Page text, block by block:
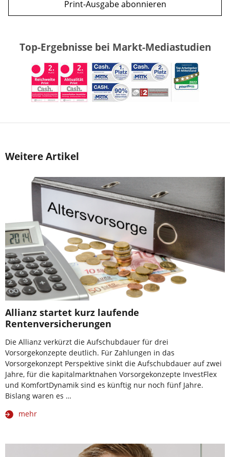
Print-Ausgabe abonnieren
Top-Ergebnisse bei Markt-Mediastudien
Weitere Artikel
Allianz startet kurz laufende
Rentenversicherungen
Die Allianz verkürzt die Aufschubdauer für drei
Vorsorgekonzepte deutlich. Für Zahlungen in das
Vorsorgekonzept Perspektive sinkt die Aufschubdauer auf zwei
Jahre, für die kapitalmarktnahen Vorsorgekonzepte InvestFlex
und KomfortDynamik sind es künftig nur noch fünf Jahre.
Bislang waren es …
mehr